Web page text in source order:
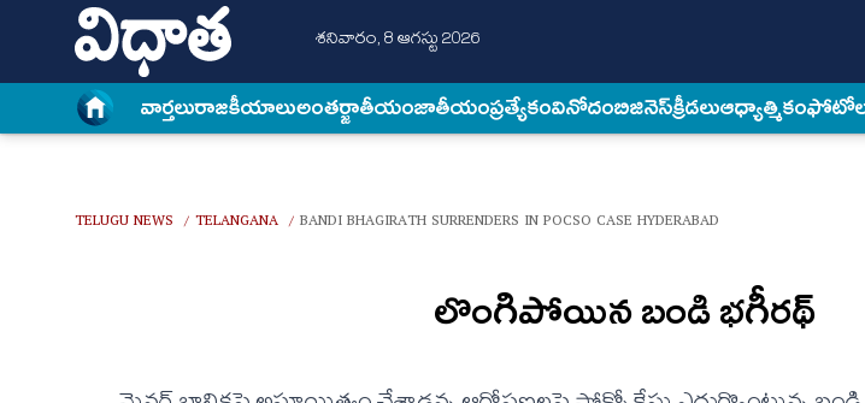
శనివారం, 8 ఆగస్టు 2026
వార్త‌లురాజకీయాలుఅంత‌ర్జాతీయంజాతీయంప్రత్యేకంవినోదంబిజినెస్క్రీడలుఆధ్యాత్మికం
TELUGU NEWS / TELANGANA / BANDI BHAGIRATH SURRENDERS IN POCSO CASE HYDERABAD
లొంగిపోయిన బండి భగీరథ్